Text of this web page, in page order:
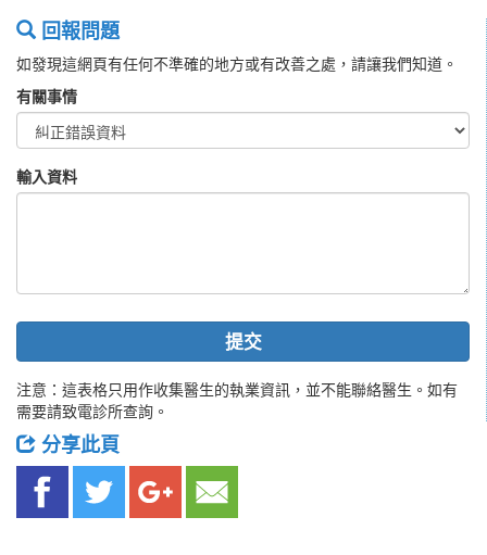
回報問題
如發現這網頁有任何不準確的地方或有改善之處，請讓我們知道。
有關事情
輸入資料
提交
注意：這表格只用作收集醫生的執業資訊，並不能聯絡醫生。如有
需要請致電診所查詢。
分享此頁